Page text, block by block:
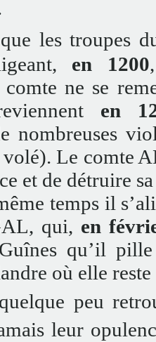
les troupes
en 1200
ne se
en
nombreuses
Le comte
et de détruire
temps il
qui, en
Guînes qu’il
où elle
peu
leur